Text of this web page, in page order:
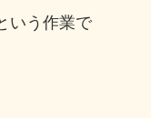
いう作業で